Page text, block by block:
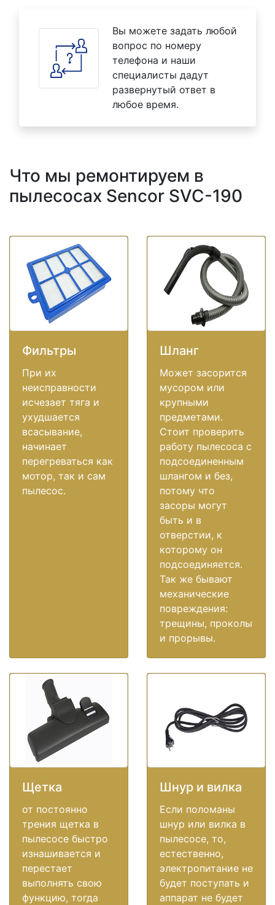
Вы можете задать любой
вопрос по номеру
телефона и наши
специалисты дадут
развернутый ответ в
любое время.
Что мы ремонтируем в
пылесосах Sencor SVC-190
Фильтры
При их
неисправности
исчезает тяга и
ухудшается
всасывание,
начинает
перегреваться как
мотор, так и сам
пылесос.
Шланг
Может засорится
мусором или
крупными
предметами.
Стоит проверить
работу пылесоса с
подсоединенным
шлангом и без,
потому что
засоры могут
быть и в
отверстии, к
которому он
подсоединяется.
Так же бывают
механические
повреждения:
трещины, проколы
и прорывы.
Щетка
от постоянно
трения щетка в
пылесосе быстро
изнашивается и
перестает
выполнять свою
функцию, тогда
Шнур и вилка
Если поломаны
шнур или вилка в
пылесосе, то,
естественно,
электропитание не
будет поступать и
аппарат не будет